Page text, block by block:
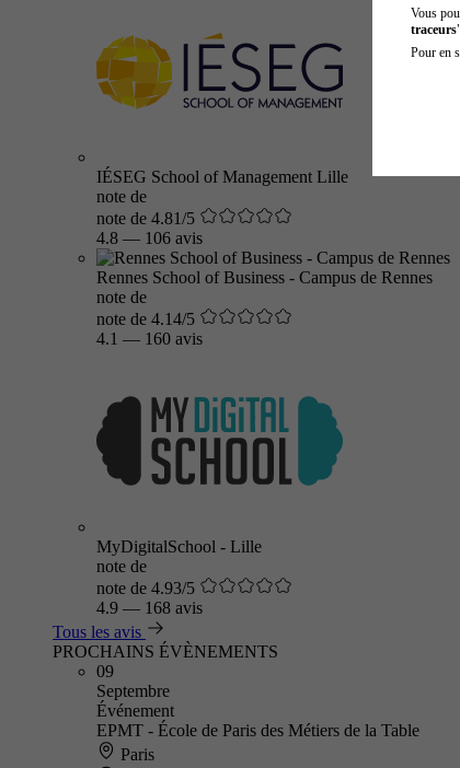
IÉSEG School of Management Lille
note de
note de 4.81/5
4.8 — 106 avis
Rennes School of Business - Campus de Rennes
note de
note de 4.14/5
4.1 — 160 avis
MyDigitalSchool - Lille
note de
note de 4.93/5
4.9 — 168 avis
Tous les avis
PROCHAINS ÉVÈNEMENTS
09
Septembre
Événement
EPMT - École de Paris des Métiers de la Table
Paris
Vous
traceurs
Pour en